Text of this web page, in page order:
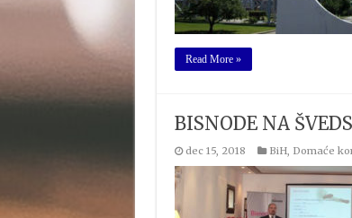
Read More »
BISNODE NA
dec 15, 2018 BiH, Domaće